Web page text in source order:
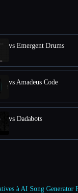
vs Emergent Drums
vs Amadeus Code
vs Dadabots
à AI Song Generator